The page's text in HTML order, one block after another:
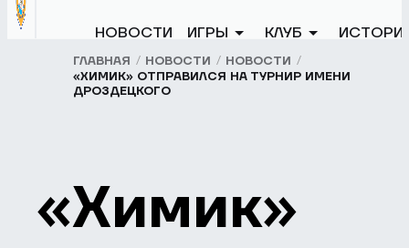
НОВОСТИ ИГРЫ КЛУБ
ГЛАВНАЯ НОВОСТИ
НОВОСТИ
«ХИМИК» ОТПРАВИЛСЯ НА ТУРНИР ИМЕНИ
ДРОЗДЕЦКОГО
«Химик»